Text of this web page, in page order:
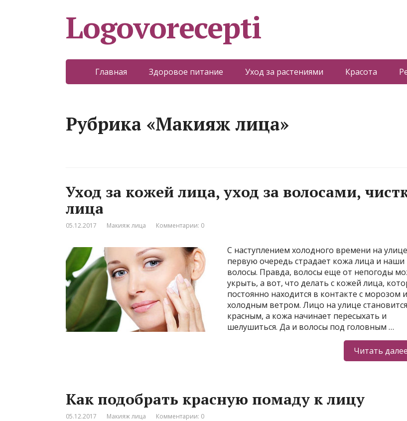
Logovorecepti
Главная Здоровое питание Уход за растениями Красота
Рубрика «Макияж лица»
Уход за кожей лица, уход за волосами,
лица
05.12.2017 Макияж лица Комментарии: 0
С наступлением холодного времени на
первую очередь страдает кожа лица и наши
волосы. Правда, волосы еще от непогоды
укрыть, а вот, что делать с кожей лица,
постоянно находится в контакте с морозом и
холодным ветром. Лицо на улице становится
красным, а кожа начинает пересыхать и
шелушиться. Да и волосы под головным …
Читать далее
Как подобрать красную помаду к лицу
05.12.2017 Макияж лица Комментарии: 0